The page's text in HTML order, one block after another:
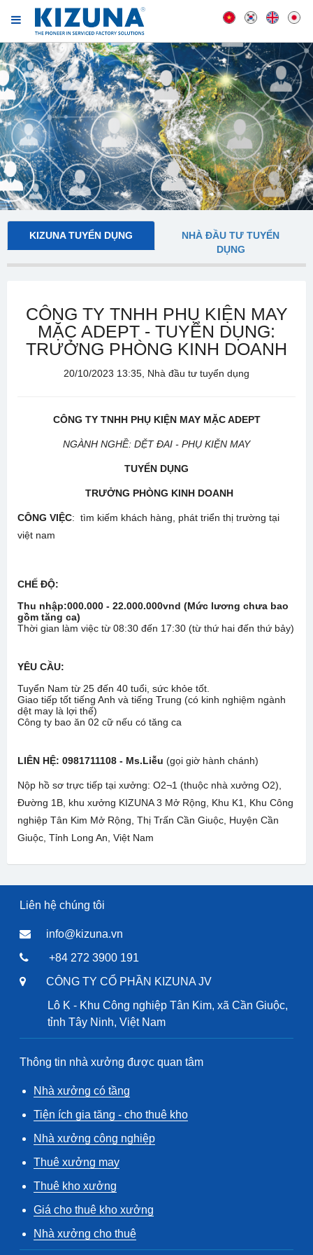
KIZUNA TUYỂN DỤNG
NHÀ ĐẦU TƯ TUYỂN
DỤNG
CÔNG TY TNHH PHỤ KIỆN MAY
MẶC ADEPT - TUYỂN DỤNG:
TRƯỞNG PHÒNG KINH DOANH
20/10/2023 13:35, Nhà đầu tư tuyển dụng
CÔNG TY TNHH PHỤ KIỆN MAY MẶC ADEPT
NGÀNH NGHỀ: DỆT ĐAI - PHỤ KIỆN MAY
TUYỂN DỤNG
TRƯỞNG PHÒNG KINH DOANH
CÔNG VIỆC: tìm kiếm khách hàng, phát triển thị trường tại
việt nam
CHẾ ĐỘ:
Thu nhập:000.000 - 22.000.000vnd (Mức lương chưa bao
gồm tăng ca)
Thời gian làm việc từ 08:30 đến 17:30 (từ thứ hai đến thứ bảy)
YÊU CẦU:
Tuyển Nam từ 25 đến 40 tuổi, sức khỏe tốt.
Giao tiếp tốt tiếng Anh và tiếng Trung (có kinh nghiệm ngành
dệt may là lợi thế)
Công ty bao ăn 02 cữ nếu có tăng ca
LIÊN HỆ: 0981711108 - Ms.Liễu (gọi giờ hành chánh)
Nộp hồ sơ trực tiếp tại xưởng: O2¬1 (thuộc nhà xưởng O2),
Đường 1B, khu xưởng KIZUNA 3 Mở Rộng, Khu K1, Khu Công
nghiệp Tân Kim Mở Rộng, Thị Trấn Cần Giuộc, Huyện Cần
Giuộc, Tỉnh Long An, Việt Nam
Liên hệ chúng tôi
info@kizuna.vn
+84 272 3900 191
CÔNG TY CỔ PHẦN KIZUNA JV
Lô K - Khu Công nghiệp Tân Kim, xã Cần Giuộc,
tỉnh Tây Ninh, Việt Nam
Thông tin nhà xưởng được quan tâm
Nhà xưởng có tầng
Tiện ích gia tăng - cho thuê kho
Nhà xưởng công nghiệp
Thuê xưởng may
Thuê kho xưởng
Giá cho thuê kho xưởng
Nhà xưởng cho thuê